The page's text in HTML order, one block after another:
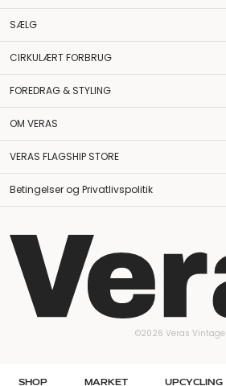
SHOP MARKET UPCYCLING
SÆLG
CIRKULÆRT FORBRUG
FOREDRAG & STYLING
OM VERAS
VERAS FLAGSHIP STORE
Betingelser og Privatlivspolitik
©2026 Veras Vintage